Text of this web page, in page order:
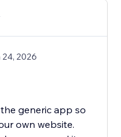
24, 2026
generic app so
own website.